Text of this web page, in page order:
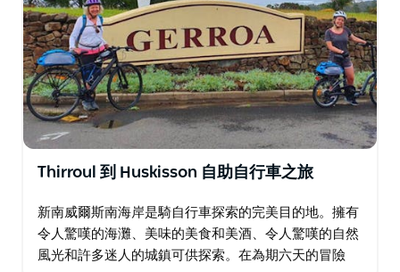
Thirroul 到 Huskisson 自助自行車之旅
新南威爾斯南海岸是騎自行車探索的完美目的地。擁有
令人驚嘆的海灘、美味的美食和美酒、令人驚嘆的自然
風光和許多迷人的城鎮可供探索。在為期六天的冒險